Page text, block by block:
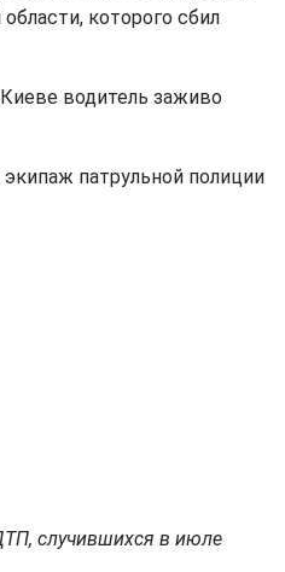
которого сбил
водитель заживо
патрульной полиции
случившихся в июле